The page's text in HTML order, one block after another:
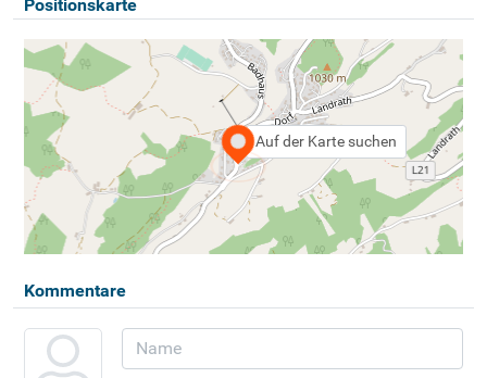
Positionskarte
Auf der Karte suchen
Kommentare